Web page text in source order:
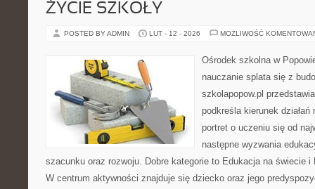
ŻYCIE SZKOŁY
POSTED BY ADMIN LUT - 12 - 2026 MOŻLIWOŚĆ
Ośrodek szkolna w
nauczanie splata się z
szkolapopow.pl
podkreśla kierunek
portret o uczeniu się od
następne wyzwania
szacunku oraz rozwoju. Dobre kategorie to Edukacja na świecie
W centrum aktywności znajduje się dziecko oraz jego